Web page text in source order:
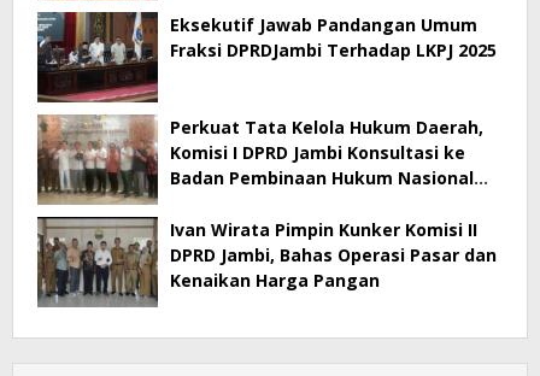
Eksekutif Jawab Pandangan Umum
Fraksi DPRDJambi Terhadap LKPJ 2025
Perkuat Tata Kelola Hukum Daerah,
Komisi I DPRD Jambi Konsultasi ke
Badan Pembinaan Hukum Nasional
Ivan Wirata Pimpin Kunker Komisi II
DPRD Jambi, Bahas Operasi Pasar dan
Kenaikan Harga Pangan